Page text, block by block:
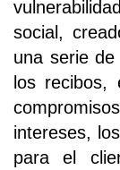
social,
una serie
los recibos,
intereses,
para el